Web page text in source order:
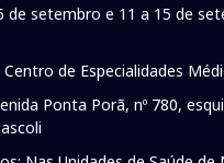
de setembro e 11 a 15 de
Centro de Especialidades
Ponta Porã, nº 780,